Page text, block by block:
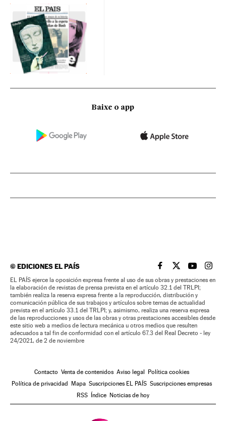
Baixe o app
©EDICIONES EL PAÍS EL PAÍS BRASIL EN
EL PAÍSEL PAÍS
EL
EL PAÍS ejerce la oposición expresa frente al uso de sus obras y prestaciones en
la elaboración de revistas de prensa prevista en el artículo 32.1 del TRLPI;
también realiza la reserva expresa frente a la reproducción, distribución y
comunicación pública de sus trabajos y artículos sobre temas de actualidad
prevista en el artículo 33.1 del TRLPI; y, asimismo, realiza una reserva expresa
de las reproducciones y usos de las obras y otras prestaciones accesibles desde
este sitio web a medios de lectura mecánica u otros medios que resulten
adecuados a tal fin de conformidad con el artículo 67.3 del Real Decreto - ley
24/2021, de 2 de noviembre
Contacto Venta de contenidos Aviso legal Política cookies
Política de privacidad Mapa Suscripciones EL PAÍS Suscripciones empresas
RSS Índice Noticias de hoy